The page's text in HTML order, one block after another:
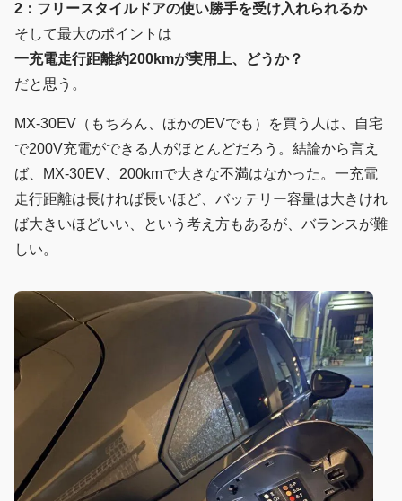
2：フリースタイルドアの使い勝手を受け入れられるか
そして最大のポイントは
一充電走行距離約200kmが実用上、どうか？
だと思う。
MX-30EV（もちろん、ほかのEVでも）を買う人は、自宅
で200V充電ができる人がほとんどだろう。結論から言え
ば、MX-30EV、200kmで大きな不満はなかった。一充電
走行距離は長ければ長いほど、バッテリー容量は大きけれ
ば大きいほどいい、という考え方もあるが、バランスが難
しい。